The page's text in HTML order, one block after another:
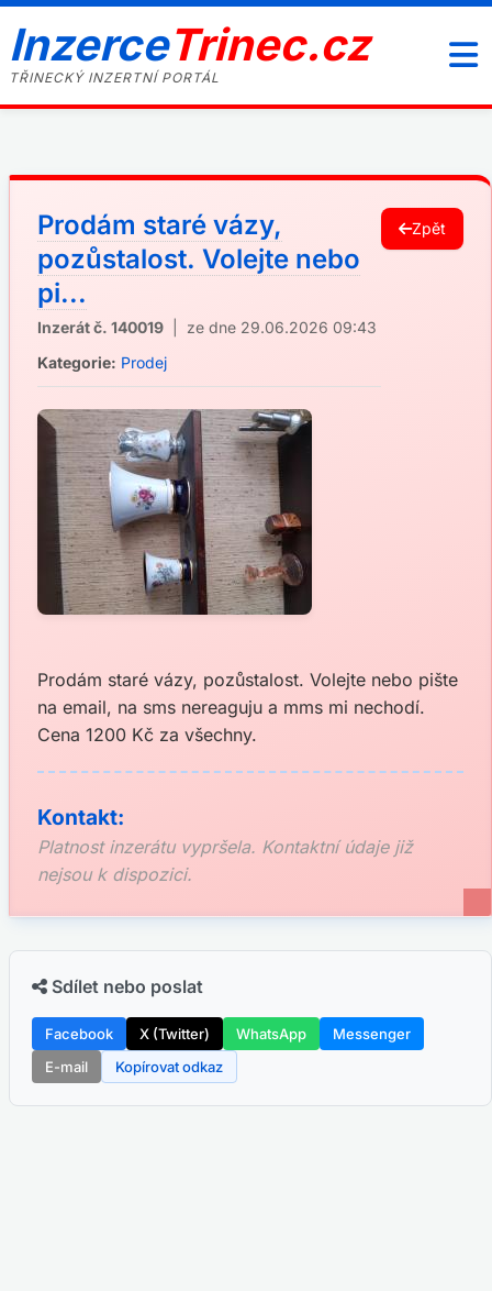
InzerceTrinec.cz
TŘINECKÝ INZERTNÍ PORTÁL
Prodám staré vázy,
pozůstalost. Volejte nebo
pi...
Inzerát č. 140019 | ze dne 29.06.2026 09:43
Kategorie: Prodej
Zpět
Prodám staré vázy, pozůstalost. Volejte nebo pište
na email, na sms nereaguju a mms mi nechodí.
Cena 1200 Kč za všechny.
Kontakt:
Platnost inzerátu vypršela. Kontaktní údaje již
nejsou k dispozici.
Sdílet nebo poslat
Facebook X (Twitter) WhatsApp
Messenger
E-mail
Kopírovat odkaz